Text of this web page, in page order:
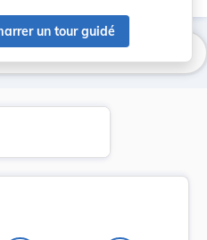
un tour guidé